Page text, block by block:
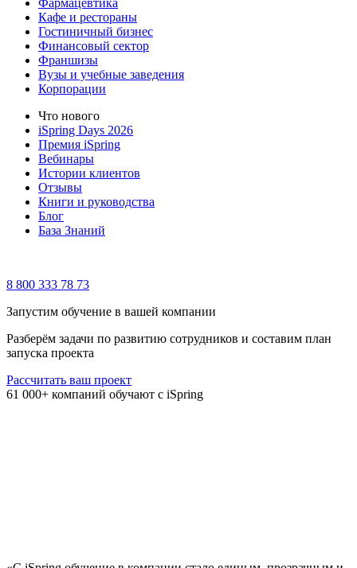
Кафе и рестораны
Гостиничный бизнес
Финансовый сектор
Франшизы
Вузы и учебные заведения
Корпорации
Что нового
iSpring Days 2026
Премия iSpring
Вебинары
Истории клиентов
Отзывы
Книги и руководства
Блог
База Знаний
8 800 333 78 73
Запустим обучение в вашей компании
Разберём задачи по развитию сотрудников и составим план
запуска проекта
Рассчитать ваш проект
61 000+ компаний обучают с iSpring